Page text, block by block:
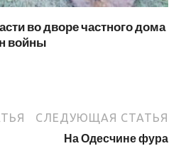
во дворе частного дома
войны
СЛЕДУЮЩАЯ СТАТЬЯ
На Одесчине фура